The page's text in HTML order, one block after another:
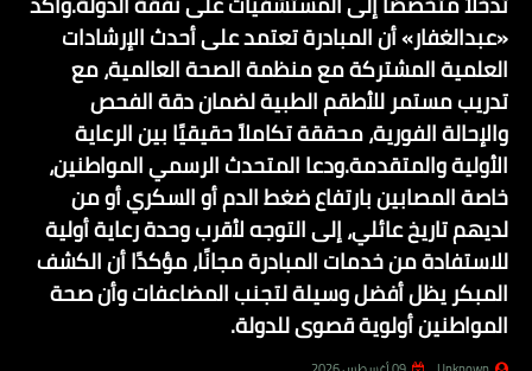
«عبدالغفار» أن المبادرة تعتمد على أحدث الإرشادات
العلمية المشتركة مع منظمة الصحة العالمية، مع
تدريب مستمر للأطقم الطبية لضمان دقة الفحص
والإحالة الفورية، محققة تكاملاً حقيقيًا بين الرعاية
الأولية والمتقدمة.ودعا المتحدث الرسمي المواطنين،
خاصة المصابين بارتفاع ضغط الدم أو السكري أو من
لديهم تاريخ عائلي، إلى التوجه لأقرب وحدة رعاية أولية
للاستفادة من خدمات المبادرة مجانًا، مؤكدًا أن الكشف
المبكر يظل أفضل وسيلة لتجنب المضاعفات وأن صحة
المواطنين أولوية قصوى للدولة.